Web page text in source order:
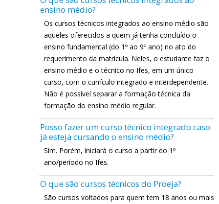
ensino médio?
Os cursos técnicos integrados ao ensino médio são
aqueles oferecidos a quem já tenha concluído o
ensino fundamental (do 1º ao 9º ano) no ato do
requerimento da matrícula. Neles, o estudante faz o
ensino médio e o técnico no Ifes, em um único
curso, com o currículo integrado e interdependente.
Não é possível separar a formação técnica da
formação do ensino médio regular.
Posso fazer um curso técnico integrado caso
já esteja cursando o ensino médio?
Sim. Porém, iniciará o curso a partir do 1º
ano/período no Ifes.
O que são cursos técnicos do Proeja?
São cursos voltados para quem tem 18 anos ou mais